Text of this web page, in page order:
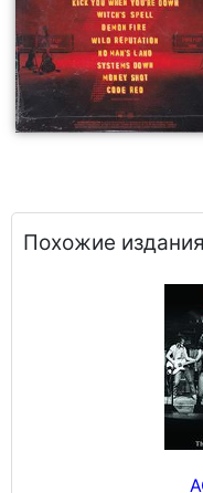
Похожие издания